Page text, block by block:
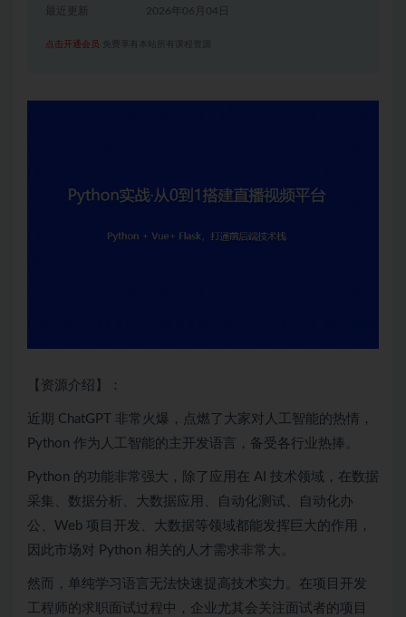
2026年06月04日
点击开通会员 免费享有本站所有课程资源
【资源介绍】：
近期 ChatGPT 非常火爆，点燃了大家对人工智能的热情，
Python 作为人工智能的主开发语言，备受各行业热捧。
Python 的功能非常强大，除了应用在 AI 技术领域，在数据
采集、数据分析、大数据应用、
自动化测试 、自动化办
公、Web 项目开发、大数据等领域都能发挥巨大的作用，
因此市场对 Python 相关的人才需求非常大。
然而，单纯学习语言无法快速提高技术实力。在项目开发
工程师的求职面试过程中，企业尤其会关注面试者的项目